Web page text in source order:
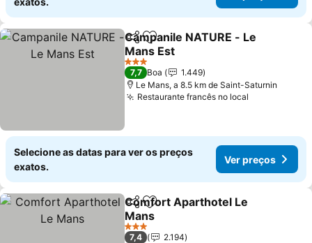
PartilharAdicionar aos favoritos
Campanile NATURE - Le
Mans Est
Ver preços
3 Estrelas
7,7 Boa
1.449
Le Mans, a 8.5 km de Saint-Saturnin
Restaurante francês no local
Selecione as datas para ver os preços
exatos.
Ver preços
PartilharAdicionar aos favoritos
Comfort Aparthotel Le
Mans
Ver preços
3 Estrelas
7,4
2.194